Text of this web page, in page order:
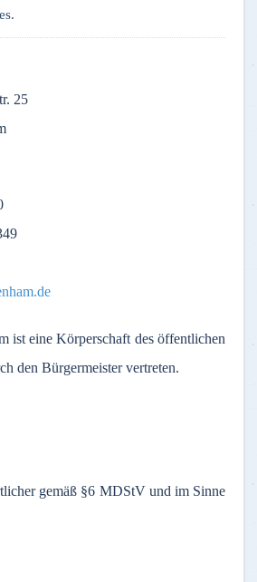
. 25
ist eine Körperschaft desöffentlichen
den Bürgermeister vertreten.
gemäß §6 MDStVund im Sinne